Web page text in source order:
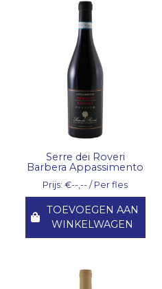
Serre dei Roveri
Barbera Appassimento
Prijs: €--,-- / Per fles
TOEVOEGEN AAN
WINKELWAGEN